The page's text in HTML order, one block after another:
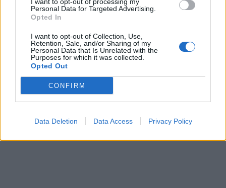
Personal Data for Targeted Advertising.
Opted In
I want to opt-out of Collection, Use,
Retention, Sale, and/or Sharing of my
Personal Data that Is Unrelated with the
Purposes for which it was collected.
Opted Out
CONFIRM
Data Deletion Data Access Privacy Policy
* Τα άρθρα δεν απηχούν απαραίτητα τη γνώμη του
notospress.gr
ΑΡΘΡΑ